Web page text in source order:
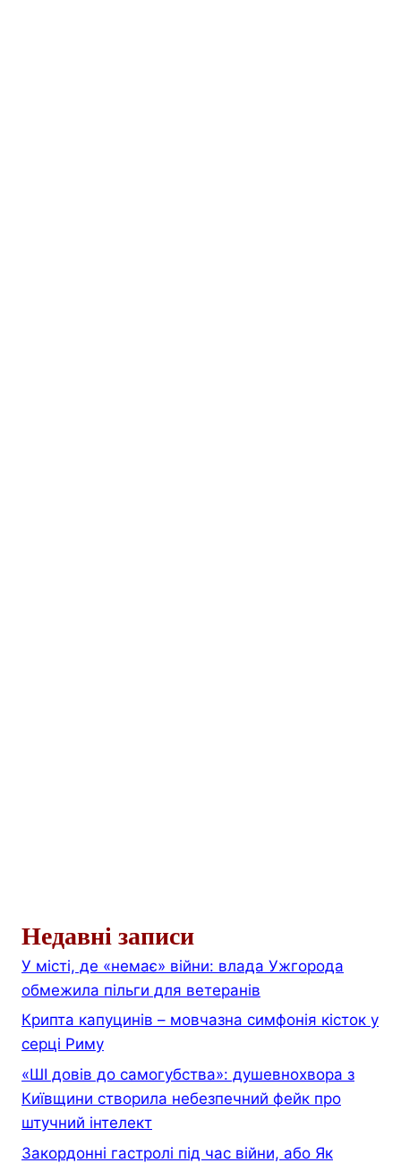
Недавні записи
У місті, де «немає» війни: влада Ужгорода
обмежила пільги для ветеранів
Крипта капуцинів – мовчазна симфонія кісток у
серці Риму
«ШІ довів до самогубства»: душевнохвора з
Київщини створила небезпечний фейк про
штучний інтелект
Закордонні гастролі під час війни, або Як